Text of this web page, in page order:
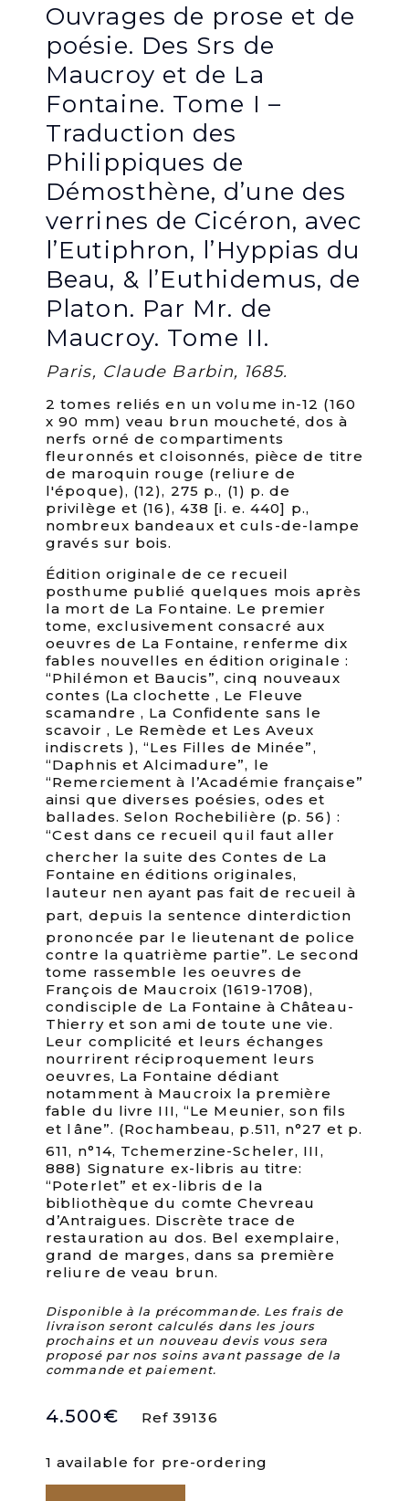
Ouvrages de prose et de
poésie. Des Srs de
Maucroy et de La
Fontaine. Tome I –
Traduction des
Philippiques de
Démosthène, d’une des
verrines de Cicéron, avec
l’Eutiphron, l’Hyppias du
Beau, & l’Euthidemus, de
Platon. Par Mr. de
Maucroy. Tome II.
Paris, Claude Barbin, 1685.
2 tomes reliés en un volume in-12 (160
x 90 mm) veau brun moucheté, dos à
nerfs orné de compartiments
fleuronnés et cloisonnés, pièce de titre
de maroquin rouge (reliure de
l'époque), (12), 275 p., (1) p. de
privilège et (16), 438 [i. e. 440] p.,
nombreux bandeaux et culs-de-lampe
gravés sur bois.
Édition originale de ce recueil
posthume publié quelques mois après
la mort de La Fontaine. Le premier
tome, exclusivement consacré aux
oeuvres de La Fontaine, renferme dix
fables nouvelles en édition originale :
“Philémon et Baucis”, cinq nouveaux
contes (La clochette , Le Fleuve
scamandre , La Confidente sans le
scavoir , Le Remède et Les Aveux
indiscrets ), “Les Filles de Minée”,
“Daphnis et Alcimadure”, le
“Remerciement à l’Académie française”
ainsi que diverses poésies, odes et
ballades. Selon Rochebilière (p. 56) :
“Cest dans ce recueil quil faut aller
chercher la suite des Contes de La
Fontaine en éditions originales,
lauteur nen ayant pas fait de recueil à
part, depuis la sentence dinterdiction
prononcée par le lieutenant de police
contre la quatrième partie”. Le second
tome rassemble les oeuvres de
François de Maucroix (1619-1708),
condisciple de La Fontaine à Château-
Thierry et son ami de toute une vie.
Leur complicité et leurs échanges
nourrirent réciproquement leurs
oeuvres, La Fontaine dédiant
notamment à Maucroix la première
fable du livre III, “Le Meunier, son fils
et lâne”. (Rochambeau, p.511, n°27 et p.
611, n°14, Tchemerzine-Scheler, III,
888) Signature ex-libris au titre:
“Poterlet” et ex-libris de la
bibliothèque du comte Chevreau
d’Antraigues. Discrète trace de
restauration au dos. Bel exemplaire,
grand de marges, dans sa première
reliure de veau brun.
Disponible à la précommande. Les frais de
livraison seront calculés dans les jours
prochains et un nouveau devis vous sera
proposé par nos soins avant passage de la
commande et paiement.
4.500€ Ref 39136
1 available for pre-ordering